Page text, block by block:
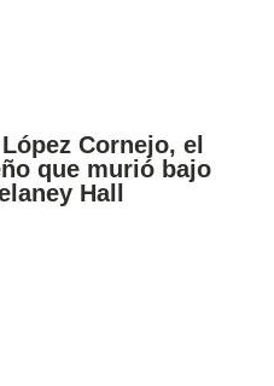
Cornejo, el
que murió bajo
Hall